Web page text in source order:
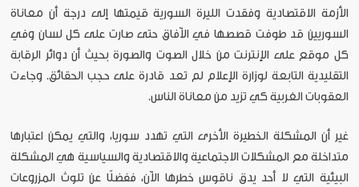
الأزمة الاقتصادية وفقدت الليرة السورية قيمتها إلى درجة أن معاناة
السوريين قد طوفت قصصها في الآفاق حتى صارت على كل لسان وفي
كل موقع على الإنترنت من خلال الصوت والصورة بحيث أن دوائر الرقابة
التقليدية التابعة لوزارة الإعلام لم تعد قادرة على حجب الحقائق. وجاءت
العقوبات الغربية كي تزيد من معاناة الناس.
غير أن المشكلة الخطيرة الأخرى التي تهدد سوريا، والتي يمكن اعتبارها
متداخلة مع المشكلات الاجتماعية والاقتصادية والسياسية هي المشكلة
البيئية التي لا أحد يدق ناقوس خطرها الآن، ففضلًا عن تلوث المزروعات